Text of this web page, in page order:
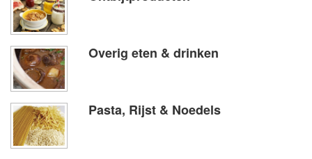
Overig eten & drinken
Pasta, Rijst & Noedels